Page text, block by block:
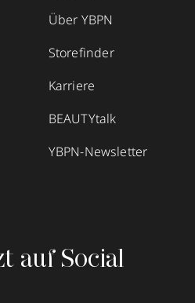
Über YBPN
Storefinder
Karriere
BEAUTYtalk
YBPN-Newsletter
auf Social